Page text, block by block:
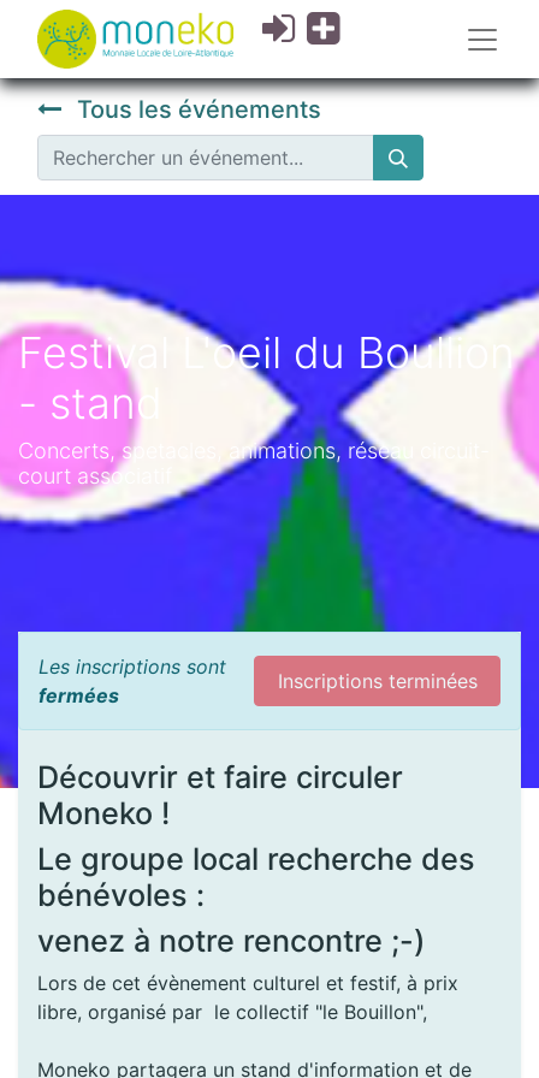
Tous les événements
Festival L'oeil du Boullion
- stand
Concerts, spetacles, animations, réseau circuit-
court associatif
Les inscriptions sont
fermées
Inscriptions terminées
Découvrir et faire circuler
Moneko !
Le groupe local recherche des
bénévoles :
venez à notre rencontre ;-)
Lors de cet évènement culturel et festif, à prix
libre, organisé par le collectif "le Bouillon",
Moneko partagera un stand d'information et de